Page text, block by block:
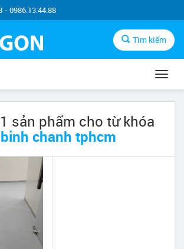
- 0986.13.44.88
Tìm kiếm
sản phẩm cho từ khóa
chanh tphcm